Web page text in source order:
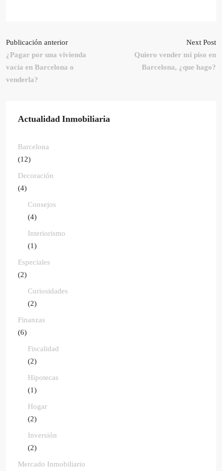
Publicación anterior
¿Pagar por una vivienda
vacía en Barcelona o
venderla?
Next Post
Quiero vender mi piso en
Barcelona, ¿que hago?
Actualidad Inmobiliaria
Barcelona
(12)
Decoración
(4)
Consejos
(4)
Interiorismo
(1)
Especiales
(2)
Curiosidades
(2)
Finanzas
(6)
Fiscalidad
(2)
Hipotecas
(1)
Hogar
(2)
Inversión
(2)
Mercado Inmobiliario